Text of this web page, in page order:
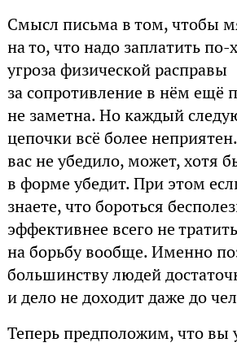
Смысл письма в том, чтобы
на то, что надо заплатить
угроза физической расправы
за сопротивление в нём ещё
не заметна. Но каждый
цепочки всё более
вас не убедило, может, хотя
в форме убедит. При этом
знаете, что бороться
эффективнее всего не
на борьбу вообще. Именно
большинству людей
и дело не доходит даже до
Теперь предположим, что вы